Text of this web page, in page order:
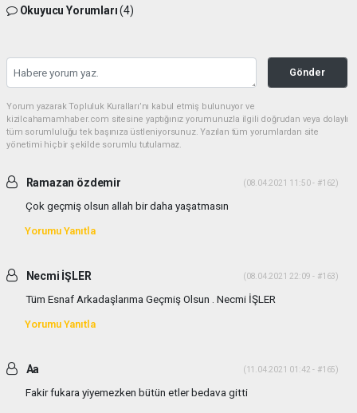
Okuyucu Yorumları(4)
Gönder
Yorum yazarak Topluluk Kuralları’nı kabul etmiş bulunuyor ve
kizilcahamamhaber.com sitesine yaptığınız yorumunuzla ilgili doğrudan veya dolaylı
tüm sorumluluğu tek başınıza üstleniyorsunuz. Yazılan tüm yorumlardan site
yönetimi hiçbir şekilde sorumlu tutulamaz.
Ramazan özdemir (08.04.2021 11:50 - #162)
Çok geçmiş olsun allah bir daha yaşatmasın
Yorumu Yanıtla
Necmi İŞLER (08.04.2021 22:09 - #163)
Tüm Esnaf Arkadaşlarıma Geçmiş Olsun . Necmi İŞLER
Yorumu Yanıtla
Aa (11.04.2021 01:42 - #165)
Fakir fukara yiyemezken bütün etler bedava gitti